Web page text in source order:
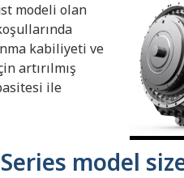
modeli olan
kabiliyeti ve
artırılmış
ile
model